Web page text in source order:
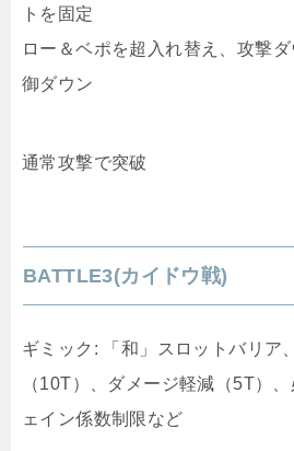
トを固定
ロー＆ベポを超入れ替え、攻撃
御ダウン
通常攻撃で突破
BATTLE3(カイドウ戦)
ギミック: 「和」スロットバリア
（10T）、ダメージ軽減（5T）
ェイン係数制限など